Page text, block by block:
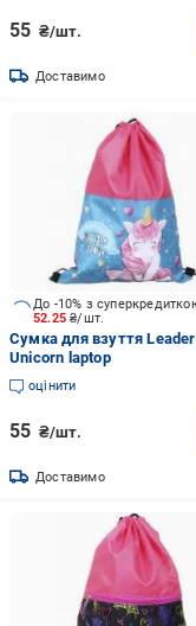
55 ₴/шт.
Доставимо
52.25₴/шт.
Сумка для взуття Leader
Unicorn laptop
оцінити
55 ₴/шт.
Доставимо